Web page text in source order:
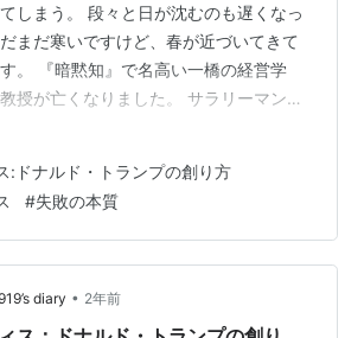
しまう。 段々と日が沈むのも遅くなっ
まだ寒いですけど、春が近づいてきて
。 『暗黙知』で名高い一橋の経営学
授が亡くなりました。 サラリーマンな
の日本軍の悲惨な失敗の数々を経営学
本は面白くて、ためになる。失敗の本
,寺本 義也,鎌田 伸一,杉之尾 孝生,村井
ダイヤモンド社Amazon この本を読む
の宿痾は太平洋戦争当時から今に至る
いない…
:ドナルド・トランプの創り方
#失敗の本質
diary • 2年前